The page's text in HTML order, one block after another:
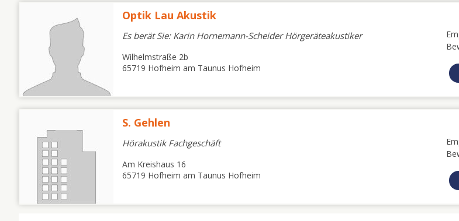
Optik Lau Akustik
Es berät Sie: Karin Hornemann-Scheider Hörgeräteakustiker
Wilhelmstraße 2b
65719 Hofheim am Taunus Hofheim
S. Gehlen
Hörakustik Fachgeschäft
Am Kreishaus 16
65719 Hofheim am Taunus Hofheim